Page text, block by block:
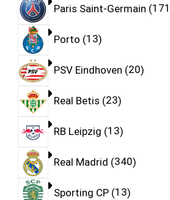
Paris Saint-Germain 171
Porto 13
PSV Eindhoven 20
Real Betis 23
RB Leipzig 13
Real Madrid 340
Sporting CP 13